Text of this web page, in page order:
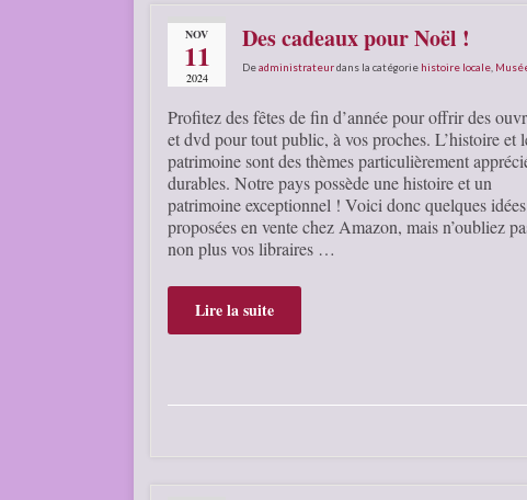
NOV
11
2024
Des cadeaux pour Noël !
Deadministrateurdans la catégorie histoire locale
Profitez des fêtes de fin d’année pour offrir des
et dvd pour tout public, à vos proches. L’histoire et
patrimoine sont des thèmes particulièrement
durables. Notre pays possède une histoire et un
patrimoine exceptionnel ! Voici donc quelques idées
proposées en vente chez Amazon, mais n’oubliez
non plus vos libraires …
Lire la suite